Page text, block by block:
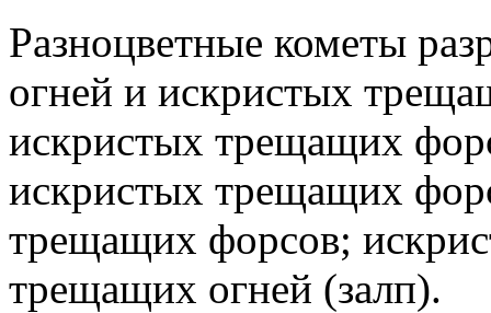
Разноцветные кометы
огней и искристых
искристых трещащих
искристых трещащих
трещащих форсов;
трещащих огней (залп).